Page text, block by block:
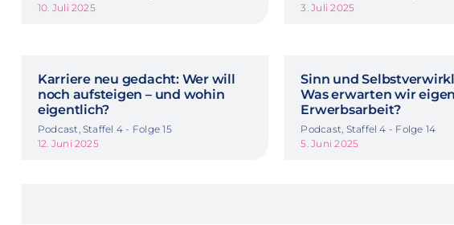
10. Juli 2025
3. Juli 2025
Karriere neu gedacht: Wer will
noch aufsteigen – und wohin
eigentlich?
Podcast, Staffel 4 - Folge 15
12. Juni 2025
Sinn und
Was erwarten wir
Erwerbsarbeit?
Podcast, Staffel 4 - Folge 14
5. Juni 2025